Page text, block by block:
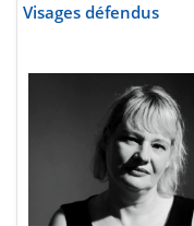
Visages défendus